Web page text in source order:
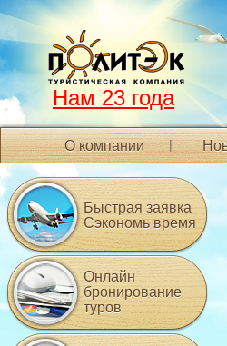
Нам 23 года
О компании
Быстрая заявка
Сэкономь время
Онлайн
бронирование
туров